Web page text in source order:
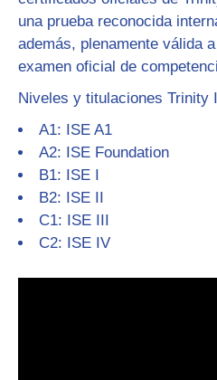
una prueba reconocida
además, plenamente válida
examen oficial de
Niveles y titulaciones Trinity
A1: ISE A1
A2: ISE Foundation
B1: ISE I
B2: ISE II
C1: ISE III
C2: ISE IV